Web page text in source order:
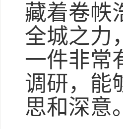
藏着卷帙
全城之力
一件非常
调研，能
思和深意。